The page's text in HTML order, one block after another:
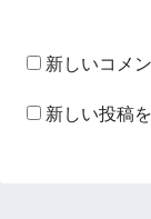
新しいコメ
新しい投稿